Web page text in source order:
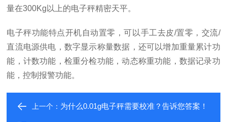
量在300Kg 以上的电子秤精密天平。
电子秤功能特点开机自动置零，可以手工去皮/置零，交流/
直流电源供电，数字显示称量数据，还可以增加重量累计功
能，计数功能，检重分检功能，动态称重功能，数据记录功
能，控制报警功能。
上一个： 为什么0.01g电子秤需要校准？告诉您答案！